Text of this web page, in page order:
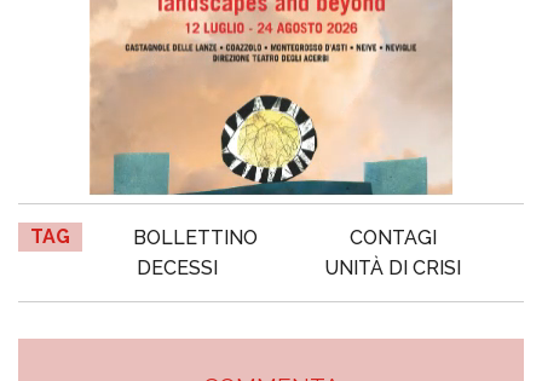
TAG BOLLETTINO
CONTAGI
DECESSI
UNITÀ DI CRISI